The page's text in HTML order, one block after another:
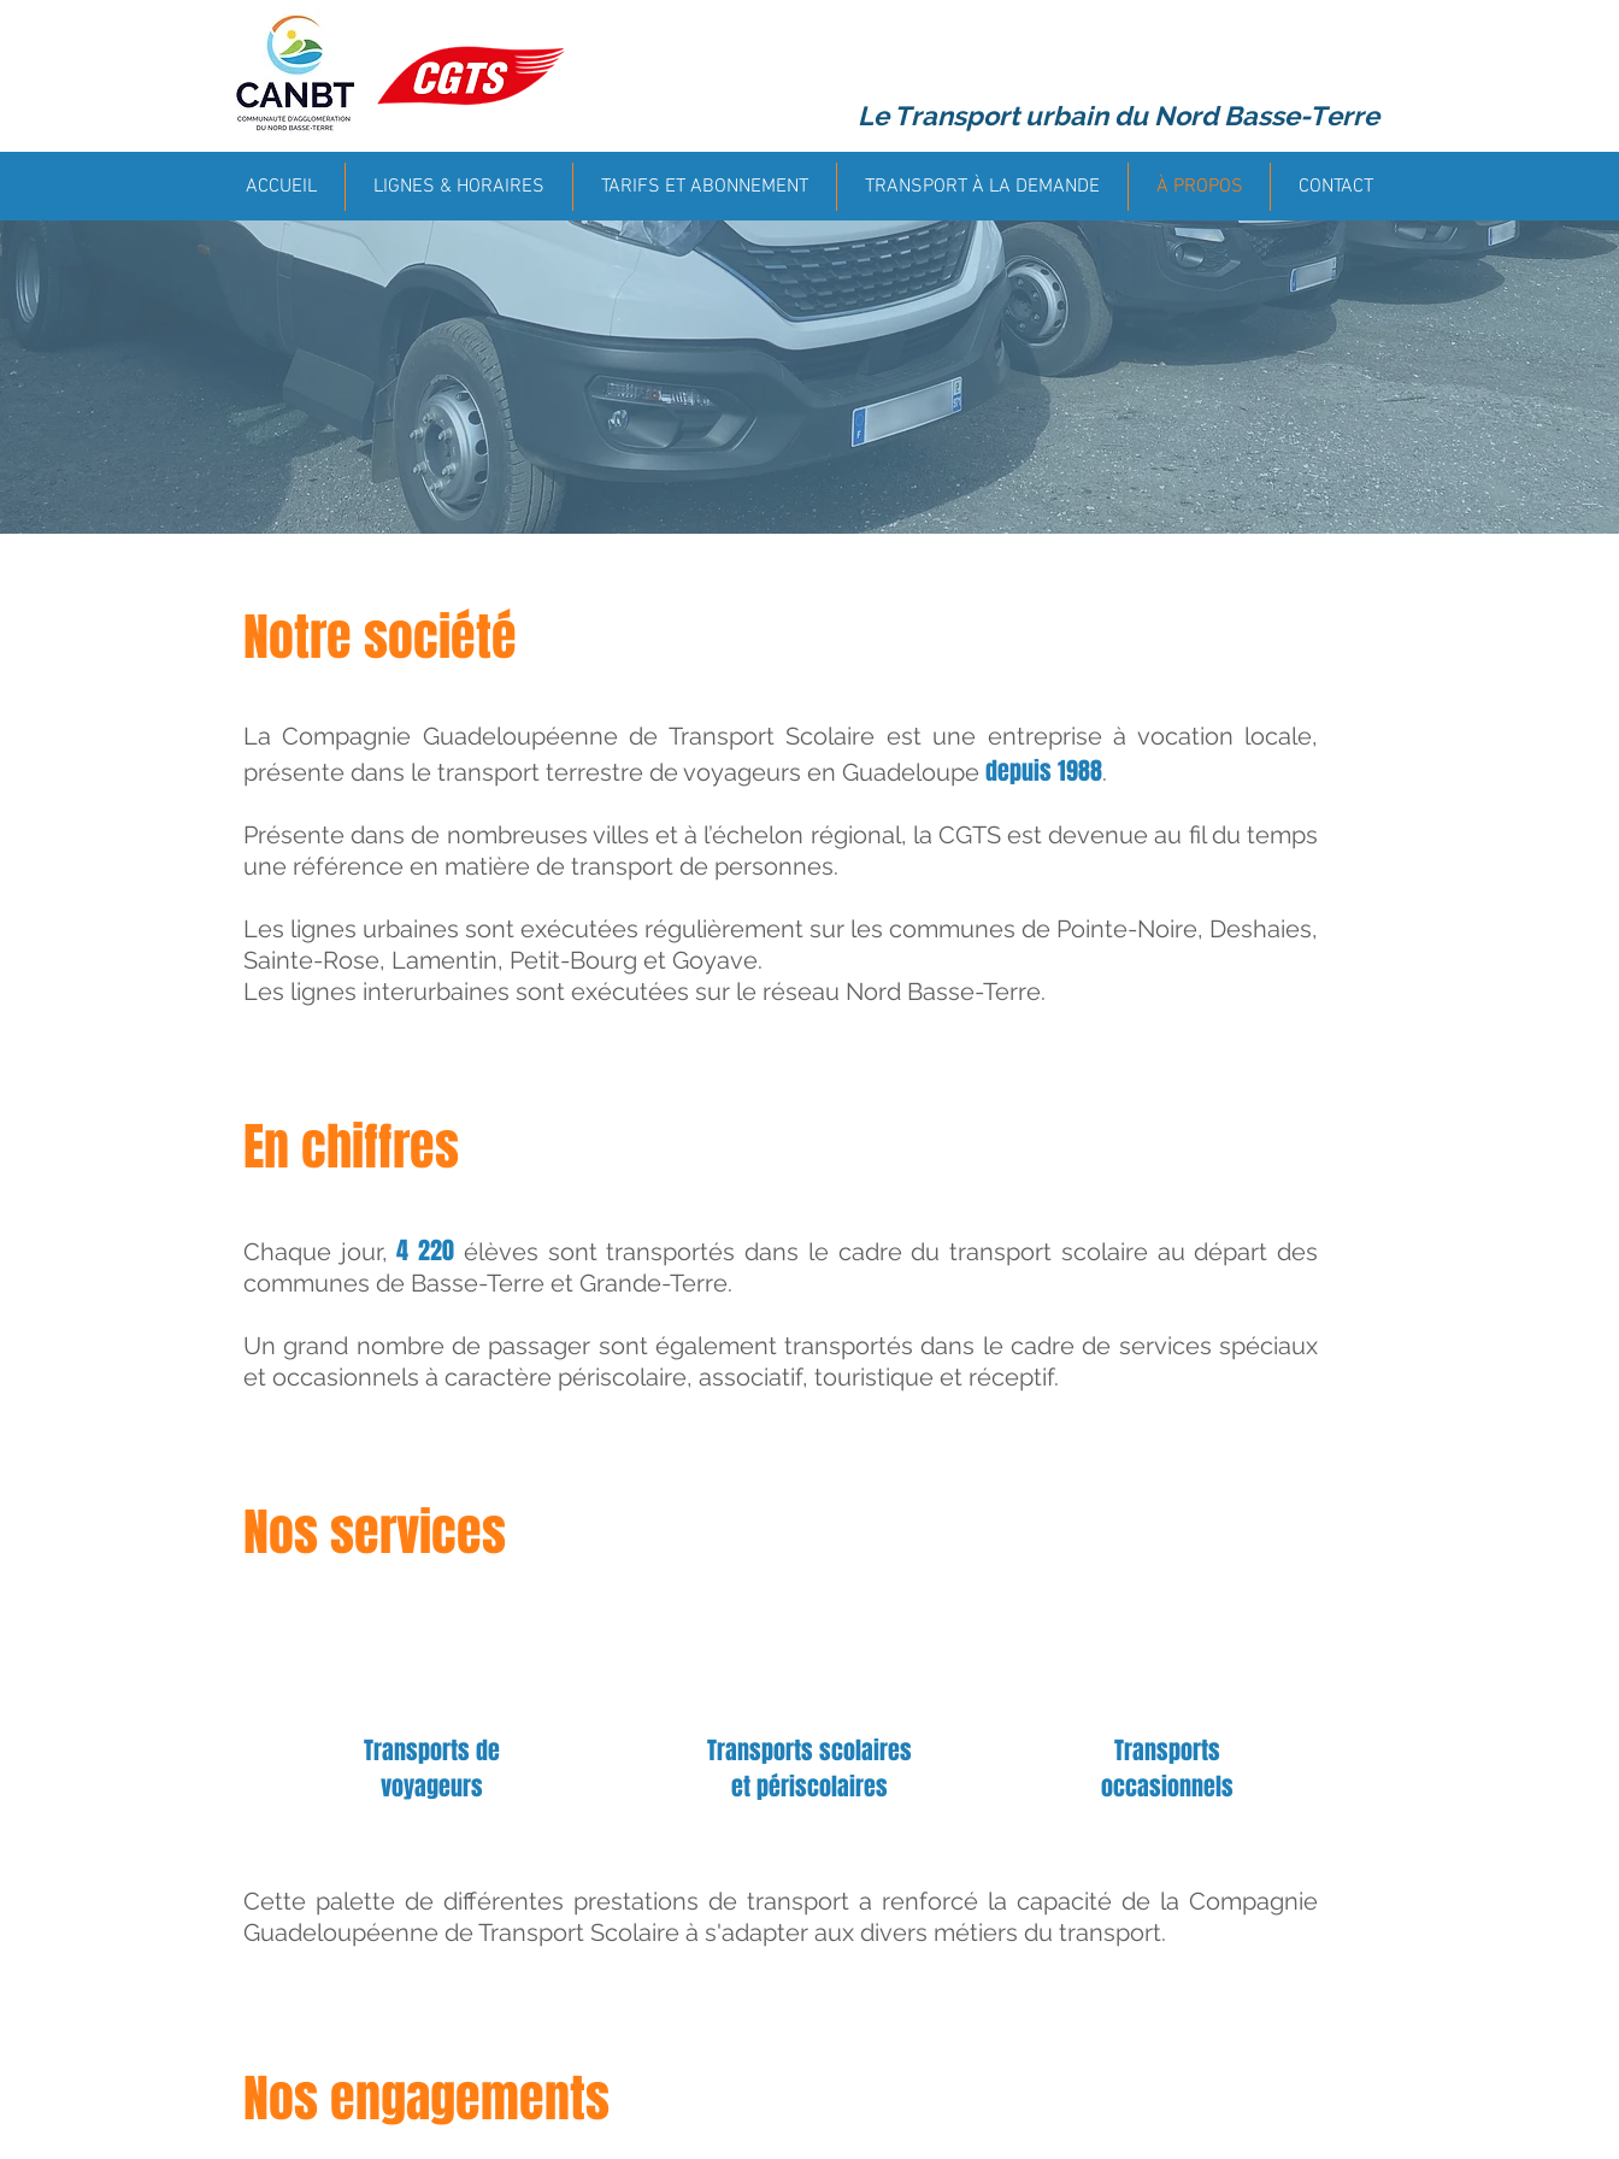
Le Transport urbain du Nord Basse-Terre
ACCUEIL LIGNES & HORAIRES TARIFS ET ABONNEMENT TRANSPORT À LA DEMANDE À PROPOS CONTACT
Notre société
La Compagnie Guadeloupéenne de Transport Scolaire est une entreprise à vocation locale,
présente dans le transport terrestre de voyageurs en Guadeloupe depuis 1988.
Présente dans de nombreuses villes et à l’échelon régional, la CGTS est devenue au fil du temps
une référence en matière de transport de personnes.
Les lignes urbaines sont exécutées régulièrement sur les communes de Pointe-Noire, Deshaies,
Sainte-Rose, Lamentin, Petit-Bourg et Goyave.
Les lignes interurbaines sont exécutées sur le réseau Nord Basse-Terre.
En chiffres
Chaque jour,4 220 élèves sont transportés dans le cadre du transport scolaire au départ des
communes de Basse-Terre et Grande-Terre.
Un grand nombre de passager sont également transportés dans le cadre de services spéciaux
et occasionnels à caractère périscolaire, associatif, touristique et réceptif.
Nos services
Transports de
voyageurs
Transports scolaires
et périscolaires
Transports
occasionnels
Cette palette de différentes prestations de transport a renforcé la capacité de la Compagnie
Guadeloupéenne de Transport Scolaire à s'adapter aux divers métiers du transport.
Nos engagements